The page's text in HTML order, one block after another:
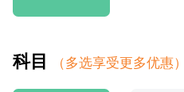
科目 （多选享受更多优惠）